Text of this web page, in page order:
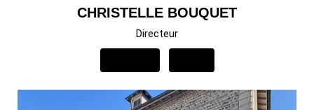
CHRISTELLE BOUQUET
Directeur